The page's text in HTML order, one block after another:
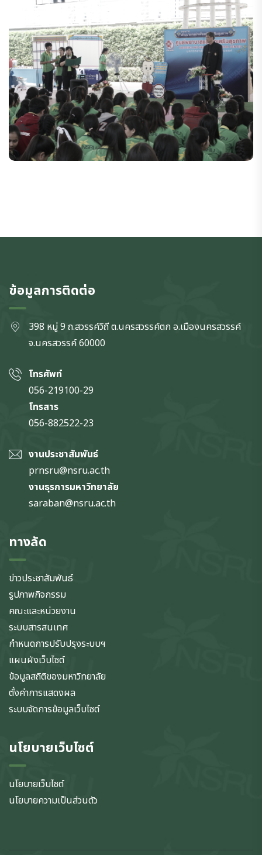
ข้อมูลการติดต่อ
398 หมู่ 9 ถ.สวรรค์วิถี ต.นครสวรรค์ตก อ.เมืองนครสวรรค์
จ.นครสวรรค์60000
โทรศัพท์
056-219100-29
โทรสาร
056-882522-23
งานประชาสัมพันธ์
prnsru@nsru.ac.th
งานธุรการมหาวิทยาลัย
saraban@nsru.ac.th
ทางลัด
ข่าวประชาสัมพันธ์
รูปภาพกิจกรรม
คณะและหน่วยงาน
ระบบสารสนเทศ
กำหนดการปรับปรุงระบบฯ
แผนผังเว็บไซต์
ข้อมูลสถิติของมหาวิทยาลัย
ตั้งค่าการแสดงผล
ระบบจัดการข้อมูลเว็บไซต์
นโยบายเว็บไซต์
นโยบายเว็บไซต์
นโยบายความเป็นส่วนตัว